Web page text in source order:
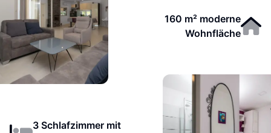
160 m² moderne
Wohnfläche
3 Schlafzimmer mit